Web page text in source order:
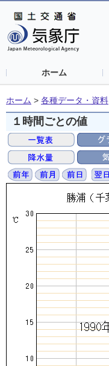
ホーム
ホーム > 各種データ・資料
１時間ごとの値